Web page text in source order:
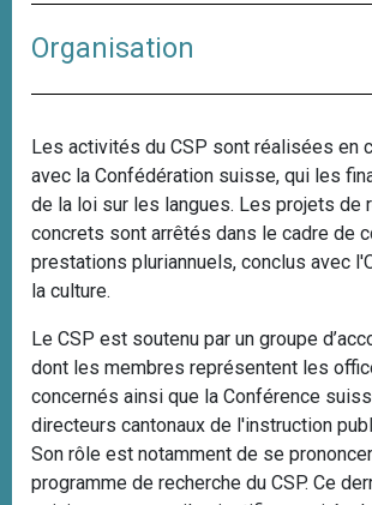
Organisation
Les activités du CSP sont réalisées en
avec la Confédération suisse, qui les
de la loi sur les langues. Les projets de
concrets sont arrêtés dans le cadre de
prestations pluriannuels, conclus avec
la culture.
Le CSP est soutenu par un groupe
dont les membres représentent les
concernés ainsi que la Conférence
directeurs cantonaux de l'instruction
Son rôle est notamment de se
programme de recherche du CSP. Ce